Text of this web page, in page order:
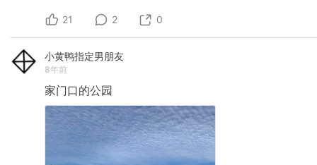
21 2 0
小黄鸭指定男朋友
8年前
家门口的公园